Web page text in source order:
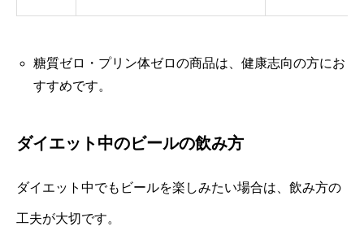
糖質ゼロ・プリン体ゼロの商品は、健康志向の方にお
すすめです。
ダイエット中のビールの飲み方
ダイエット中でもビールを楽しみたい場合は、飲み方の
工夫が大切です。